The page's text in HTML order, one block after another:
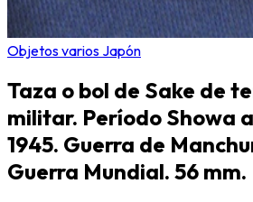
Objetos varios Japón
Taza o bol de Sake de
militar. Período Showa
1945. Guerra de
Guerra Mundial. 56 mm.